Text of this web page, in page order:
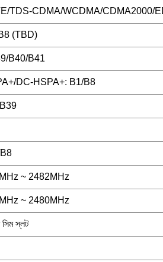
TDS-CDMA/WCDMA/CDMA2000/
(TBD)
B40/B41
DC-HSPA+: B1/B8
~ 2482MHz
~ 2480MHz
স্লট